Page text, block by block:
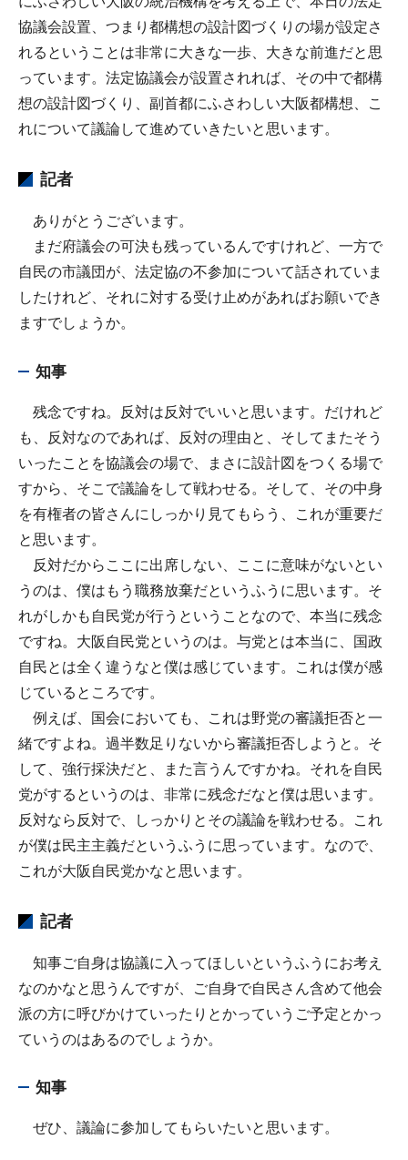
協議会設置、つまり都構想の設計図づくりの場が設定さ
れるということは非常に大きな一歩、大きな前進だと思
っています。法定協議会が設置されれば、その中で都構
想の設計図づくり、副首都にふさわしい大阪都構想、こ
れについて議論して進めていきたいと思います。
記者
ありがとうございます。
まだ府議会の可決も残っているんですけれど、一方で
自民の市議団が、法定協の不参加について話されていま
したけれど、それに対する受け止めがあればお願いでき
ますでしょうか。
知事
残念ですね。反対は反対でいいと思います。だけれど
も、反対なのであれば、反対の理由と、そしてまたそう
いったことを協議会の場で、まさに設計図をつくる場で
すから、そこで議論をして戦わせる。そして、その中身
を有権者の皆さんにしっかり見てもらう、これが重要だ
と思います。
反対だからここに出席しない、ここに意味がないとい
うのは、僕はもう職務放棄だというふうに思います。そ
れがしかも自民党が行うということなので、本当に残念
ですね。大阪自民党というのは。与党とは本当に、国政
自民とは全く違うなと僕は感じています。これは僕が感
じているところです。
例えば、国会においても、これは野党の審議拒否と一
緒ですよね。過半数足りないから審議拒否しようと。そ
して、強行採決だと、また言うんですかね。それを自民
党がするというのは、非常に残念だなと僕は思います。
反対なら反対で、しっかりとその議論を戦わせる。これ
が僕は民主主義だというふうに思っています。なので、
これが大阪自民党かなと思います。
記者
知事ご自身は協議に入ってほしいというふうにお考え
なのかなと思うんですが、ご自身で自民さん含めて他会
派の方に呼びかけていったりとかっていうご予定とかっ
ていうのはあるのでしょうか。
知事
ぜひ、議論に参加してもらいたいと思います。